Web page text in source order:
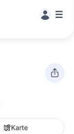
☰
Karte